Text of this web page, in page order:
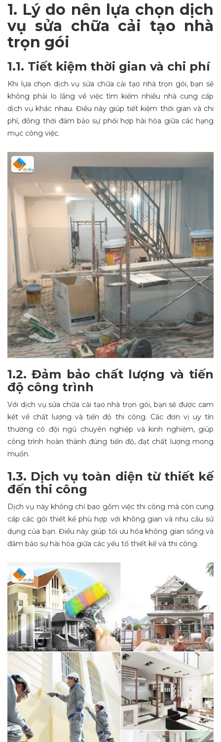
1. Lý do nên lựa chọn dịch
vụ sửa chữa cải tạo nhà
trọn gói
1.1. Tiết kiệm thời gian và chi phí
Khi lựa chọn dịch vụ sửa chữa cải tạo nhà trọn gói, bạn sẽ
không phải lo lắng về việc tìm kiếm nhiều nhà cung cấp
dịch vụ khác nhau. Điều này giúp tiết kiệm thời gian và chi
phí, đồng thời đảm bảo sự phối hợp hài hòa giữa các hạng
mục công việc.
1.2. Đảm bảo chất lượng và tiến
độ công trình
Với dịch vụ sửa chữa cải tạo nhà trọn gói, bạn sẽ được cam
kết về chất lượng và tiến độ thi công. Các đơn vị uy tín
thường có đội ngũ chuyên nghiệp và kinh nghiệm, giúp
công trình hoàn thành đúng tiến độ, đạt chất lượng mong
muốn.
1.3. Dịch vụ toàn diện từ thiết kế
đến thi công
Dịch vụ này không chỉ bao gồm việc thi công mà còn cung
cấp các gói thiết kế phù hợp với không gian và nhu cầu sử
dụng của bạn. Điều này giúp tối ưu hóa không gian sống và
đảm bảo sự hài hòa giữa các yếu tố thiết kế và thi công.